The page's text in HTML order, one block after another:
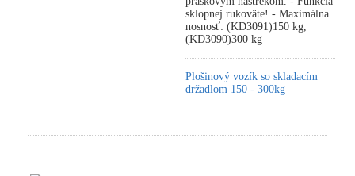
sklopnej rukoväte! - Maximálna
nosnosť: (KD3091)150 kg,
(KD3090)300 kg
Plošinový vozík so skladacím
držadlom 150 - 300kg